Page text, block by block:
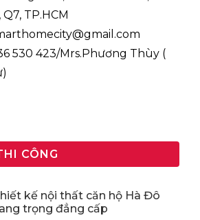
TP.HCM
530 423/Mrs.Phương Thùy (
CÔNG
kế nội thất căn hộ Hà Đô
trọng đẳng cấp